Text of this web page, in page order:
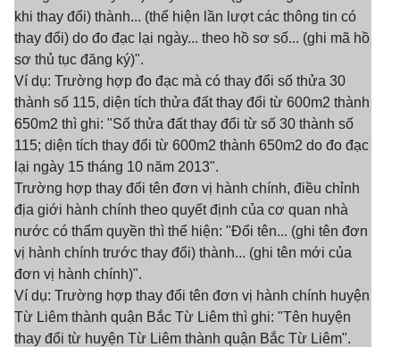
khi thay đổi) thành... (thể hiện lần lượt các thông tin có
thay đổi) do đo đạc lại ngày... theo hồ sơ số... (ghi mã hồ
sơ thủ tục đăng ký)".
Ví dụ: Trường hợp đo đạc mà có thay đổi số thửa 30
thành số 115, diện tích thửa đất thay đổi từ 600m2 thành
650m2 thì ghi: "Số thửa đất thay đổi từ số 30 thành số
115; diện tích thay đổi từ 600m2 thành 650m2 do đo đạc
lại ngày 15 tháng 10 năm 2013".
Trường hợp thay đổi tên đơn vị hành chính, điều chỉnh
địa giới hành chính theo quyết định của cơ quan nhà
nước có thẩm quyền thì thể hiện: "Đổi tên... (ghi tên đơn
vị hành chính trước thay đổi) thành... (ghi tên mới của
đơn vị hành chính)".
Ví dụ: Trường hợp thay đổi tên đơn vị hành chính huyện
Từ Liêm thành quận Bắc Từ Liêm thì ghi: "Tên huyện
thay đổi từ huyện Từ Liêm thành quận Bắc Từ Liêm".